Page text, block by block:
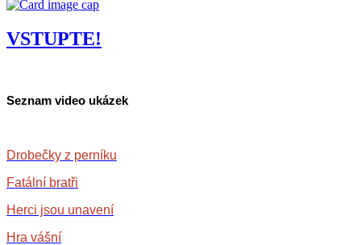
VSTUPTE!
Seznam video ukázek
Drobečky z perníku
Fatální bratři
Herci jsou unavení
Hra vášní